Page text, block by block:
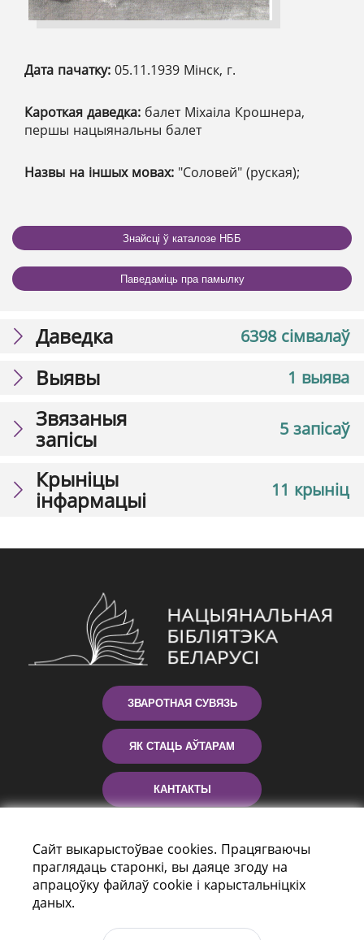
Дата пачатку: 05.11.1939 Мінск, г.
Кароткая даведка: балет Міхаіла Крошнера,
першы нацыянальны балет
Назвы на іншых мовах: "Соловей" (руская);
Знайсці ў каталозе НББ
Паведаміць пра памылку
6398 сімвалаў
Даведка
1 выява
Выявы
5 запісаў
Звязаныя
запісы
11 крыніц
Крыніцы
інфармацыі
ЗВАРОТНАЯ СУВЯЗЬ
ЯК СТАЦЬ АЎТАРАМ
КАНТАКТЫ
Сайт выкарыстоўвае cookies. Працягваючы
праглядаць старонкі, вы даяце згоду на
апрацоўку файлаў cookie і карыстальніцкіх
даных.